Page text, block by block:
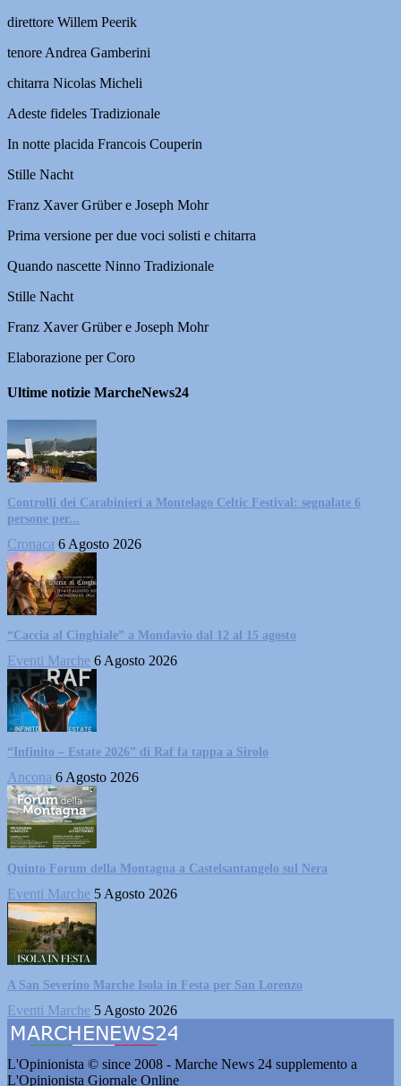
direttore Willem Peerik
tenore Andrea Gamberini
chitarra Nicolas Micheli
Adeste fideles Tradizionale
In notte placida Francois Couperin
Stille Nacht
Franz Xaver Grüber e Joseph Mohr
Prima versione per due voci solisti e chitarra
Quando nascette Ninno Tradizionale
Stille Nacht
Franz Xaver Grüber e Joseph Mohr
Elaborazione per Coro
Ultime notizie MarcheNews24
Controlli dei Carabinieri a Montelago Celtic Festival: segnalate 6
persone per...
Cronaca 6 Agosto 2026
“Caccia al Cinghiale” a Mondavio dal 12 al 15 agosto
Eventi Marche 6 Agosto 2026
“Infinito – Estate 2026” di Raf fa tappa a Sirolo
Ancona 6 Agosto 2026
Quinto Forum della Montagna a Castelsantangelo sul Nera
Eventi Marche 5 Agosto 2026
A San Severino Marche Isola in Festa per San Lorenzo
Eventi Marche 5 Agosto 2026
L'Opinionista © since 2008 - Marche News 24 supplemento a
L'Opinionista Giornale Online